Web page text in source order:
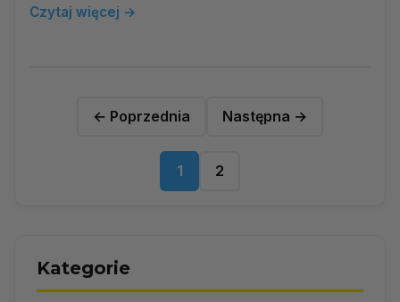
Czytaj więcej →
← Poprzednia
1 2
Następna →
Kategorie